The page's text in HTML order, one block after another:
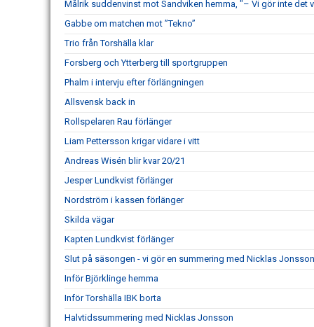
Målrik suddenvinst mot Sandviken hemma, "– Vi gör inte det
Gabbe om matchen mot ”Tekno”
Trio från Torshälla klar
Forsberg och Ytterberg till sportgruppen
Phalm i intervju efter förlängningen
Allsvensk back in
Rollspelaren Rau förlänger
Liam Pettersson krigar vidare i vitt
Andreas Wisén blir kvar 20/21
Jesper Lundkvist förlänger
Nordström i kassen förlänger
Skilda vägar
Kapten Lundkvist förlänger
Slut på säsongen - vi gör en summering med Nicklas Jonsson
Inför Björklinge hemma
Inför Torshälla IBK borta
Halvtidssummering med Nicklas Jonsson